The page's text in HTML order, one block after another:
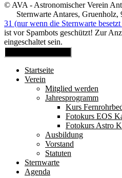
© AVA - Astronomischer Verein
Sternwarte Antares,
31 (nur wenn die Sternwarte
ist vor Spambots geschützt! Zur
eingeschaltet sein.
Startseite
Verein
Mitglied werden
Jahresprogramm
Kurs
Fotokurs EOS
Fotokurs Astro
Ausbildung
Vorstand
Statuten
Sternwarte
Agenda